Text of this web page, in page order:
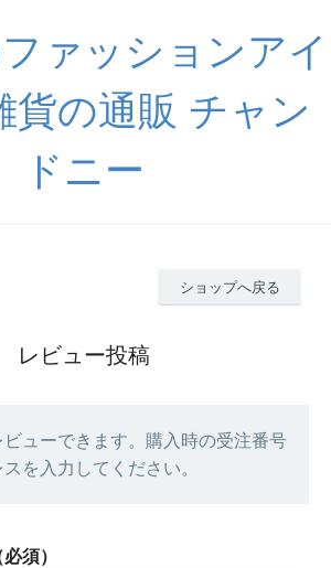
ァッションアイ
貨の通販 チャン
ドニー
ショップへ戻る
レビュー投稿
ューできます。購入時の受注番号
を入力してください。
必須）